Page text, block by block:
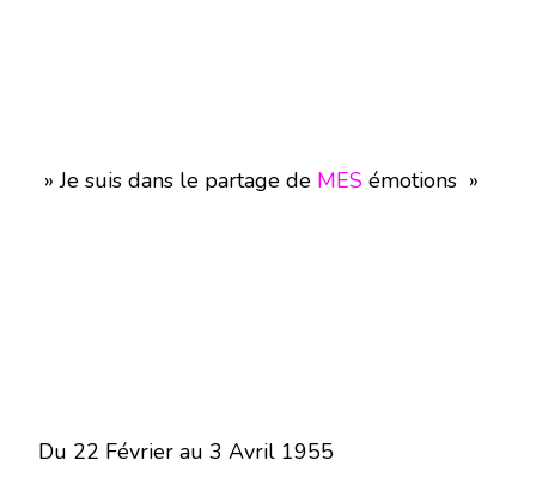
» Je suis dans le partage de MES émotions »
Du 22 Février au 3 Avril 1955